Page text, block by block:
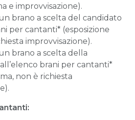
e improvvisazione).
brano a scelta del candidato
per cantanti* (esposizione
improvvisazione).
brano a scelta della
brani per cantanti*
non è richiesta